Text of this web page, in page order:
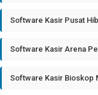
Software Kasir Pusat
Software Kasir Arena
Software Kasir Bioskop